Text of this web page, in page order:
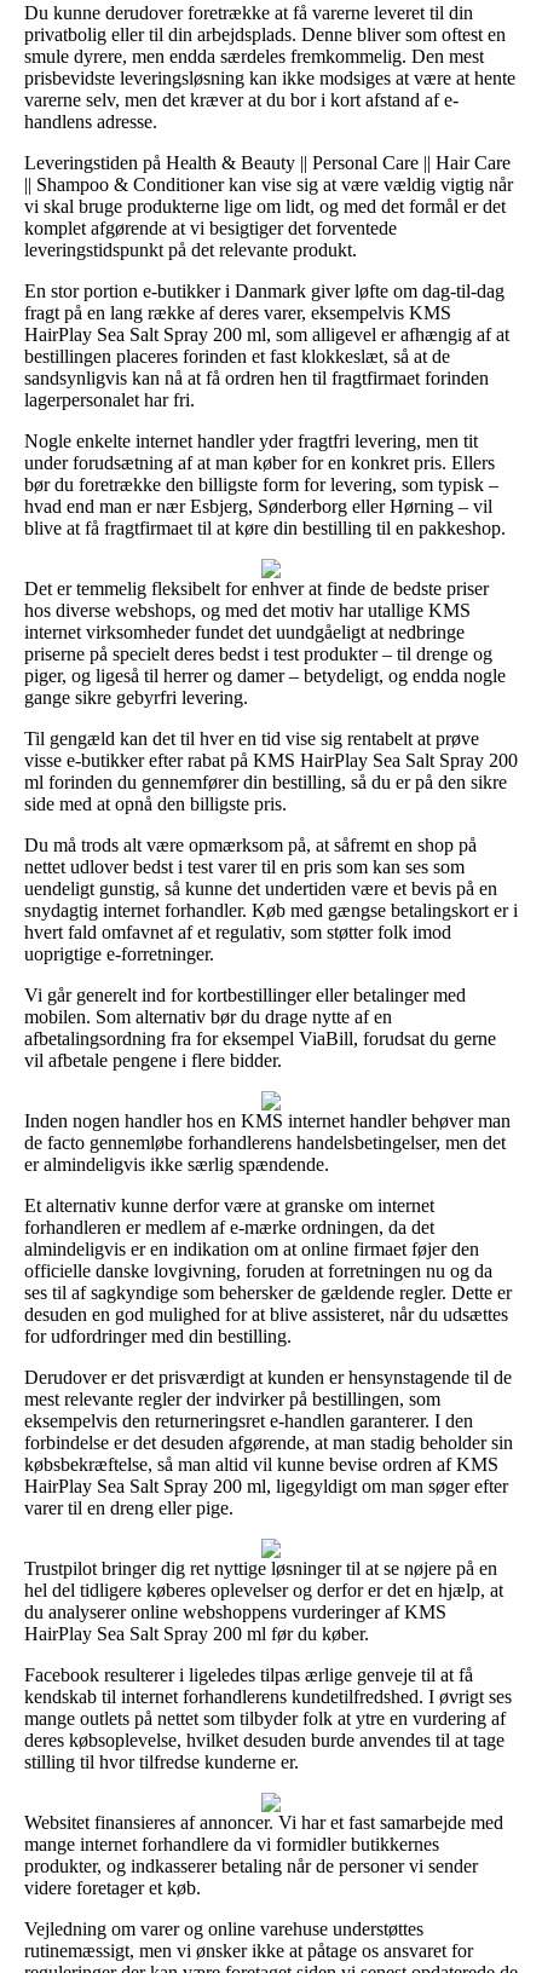
Du kunne derudover foretrække at få varerne leveret til din
privatbolig eller til din arbejdsplads. Denne bliver som oftest en
smule dyrere, men endda særdeles fremkommelig. Den mest
prisbevidste leveringsløsning kan ikke modsiges at være at hente
varerne selv, men det kræver at du bor i kort afstand af e-
handlens adresse.
Leveringstiden på Health & Beauty || Personal Care || Hair Care
|| Shampoo & Conditioner kan vise sig at være vældig vigtig når
vi skal bruge produkterne lige om lidt, og med det formål er det
komplet afgørende at vi besigtiger det forventede
leveringstidspunkt på det relevante produkt.
En stor portion e-butikker i Danmark giver løfte om dag-til-dag
fragt på en lang række af deres varer, eksempelvis KMS
HairPlay Sea Salt Spray 200 ml, som alligevel er afhængig af at
bestillingen placeres forinden et fast klokkeslæt, så at de
sandsynligvis kan nå at få ordren hen til fragtfirmaet forinden
lagerpersonalet har fri.
Nogle enkelte internet handler yder fragtfri levering, men tit
under forudsætning af at man køber for en konkret pris. Ellers
bør du foretrække den billigste form for levering, som typisk –
hvad end man er nær Esbjerg, Sønderborg eller Hørning – vil
blive at få fragtfirmaet til at køre din bestilling til en pakkeshop.
Det er temmelig fleksibelt for enhver at finde de bedste priser
hos diverse webshops, og med det motiv har utallige KMS
internet virksomheder fundet det uundgåeligt at nedbringe
priserne på specielt deres bedst i test produkter – til drenge og
piger, og ligeså til herrer og damer – betydeligt, og endda nogle
gange sikre gebyrfri levering.
Til gengæld kan det til hver en tid vise sig rentabelt at prøve
visse e-butikker efter rabat på KMS HairPlay Sea Salt Spray 200
ml forinden du gennemfører din bestilling, så du er på den sikre
side med at opnå den billigste pris.
Du må trods alt være opmærksom på, at såfremt en shop på
nettet udlover bedst i test varer til en pris som kan ses som
uendeligt gunstig, så kunne det undertiden være et bevis på en
snydagtig internet forhandler. Køb med gængse betalingskort er i
hvert fald omfavnet af et regulativ, som støtter folk imod
uoprigtige e-forretninger.
Vi går generelt ind for kortbestillinger eller betalinger med
mobilen. Som alternativ bør du drage nytte af en
afbetalingsordning fra for eksempel ViaBill, forudsat du gerne
vil afbetale pengene i flere bidder.
Inden nogen handler hos en KMS internet handler behøver man
de facto gennemløbe forhandlerens handelsbetingelser, men det
er almindeligvis ikke særlig spændende.
Et alternativ kunne derfor være at granske om internet
forhandleren er medlem af e-mærke ordningen, da det
almindeligvis er en indikation om at online firmaet føjer den
officielle danske lovgivning, foruden at forretningen nu og da
ses til af sagkyndige som behersker de gældende regler. Dette er
desuden en god mulighed for at blive assisteret, når du udsættes
for udfordringer med din bestilling.
Derudover er det prisværdigt at kunden er hensynstagende til de
mest relevante regler der indvirker på bestillingen, som
eksempelvis den returneringsret e-handlen garanterer. I den
forbindelse er det desuden afgørende, at man stadig beholder sin
købsbekræftelse, så man altid vil kunne bevise ordren af KMS
HairPlay Sea Salt Spray 200 ml, ligegyldigt om man søger efter
varer til en dreng eller pige.
Trustpilot bringer dig ret nyttige løsninger til at se nøjere på en
hel del tidligere køberes oplevelser og derfor er det en hjælp, at
du analyserer online webshoppens vurderinger af KMS
HairPlay Sea Salt Spray 200 ml før du køber.
Facebook resulterer i ligeledes tilpas ærlige genveje til at få
kendskab til internet forhandlerens kundetilfredshed. I øvrigt ses
mange outlets på nettet som tilbyder folk at ytre en vurdering af
deres købsoplevelse, hvilket desuden burde anvendes til at tage
stilling til hvor tilfredse kunderne er.
Websitet finansieres af annoncer. Vi har et fast samarbejde med
mange internet forhandlere da vi formidler butikkernes
produkter, og indkasserer betaling når de personer vi sender
videre foretager et køb.
Vejledning om varer og online varehuse understøttes
rutinemæssigt, men vi ønsker ikke at påtage os ansvaret for